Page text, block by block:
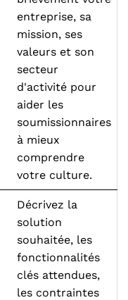
entreprise, sa
mission, ses
valeurs et son
secteur
d'activité pour
aider les
soumissionnaires
à mieux
comprendre
votre culture.
Décrivez la
solution
souhaitée, les
fonctionnalités
clés attendues,
les contraintes